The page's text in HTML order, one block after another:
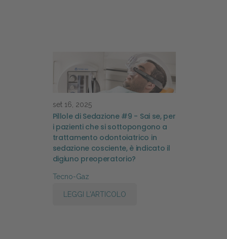
set 16, 2025
Pillole di Sedazione #9 - Sai se, per
i pazienti che si sottopongono a
trattamento odontoiatrico in
sedazione cosciente, è indicato il
digiuno preoperatorio?
Tecno-Gaz
LEGGI L'ARTICOLO